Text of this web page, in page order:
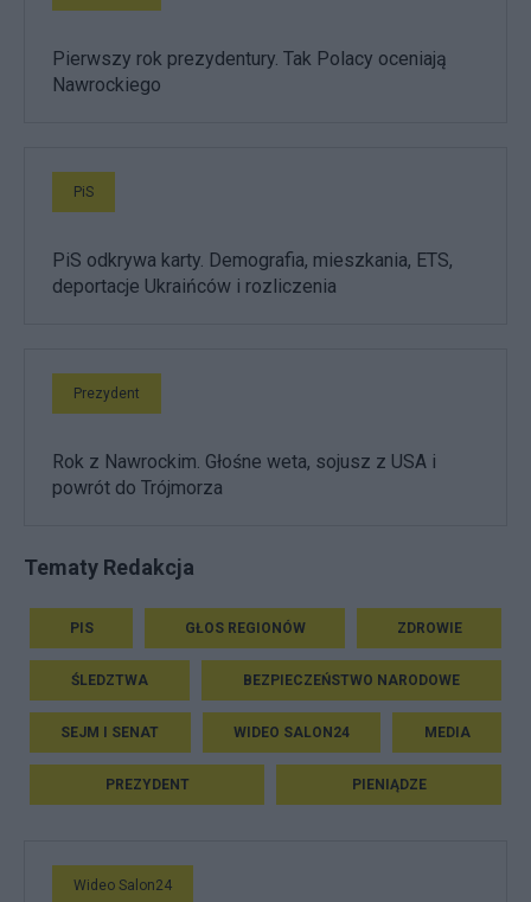
Pierwszy rok prezydentury. Tak Polacy oceniają
Nawrockiego
PiS
PiS odkrywa karty. Demografia, mieszkania, ETS,
deportacje Ukraińców i rozliczenia
Prezydent
Rok z Nawrockim. Głośne weta, sojusz z USA i
powrót do Trójmorza
Tematy Redakcja
PIS GŁOS REGIONÓW ZDROWIE
ŚLEDZTWA BEZPIECZEŃSTWO NARODOWE
SEJM I SENAT WIDEO SALON24 MEDIA
PREZYDENT PIENIĄDZE
Wideo Salon24